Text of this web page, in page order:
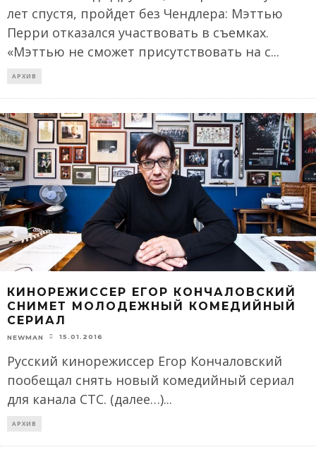
лет спустя, пройдет без Чендлера: Мэттью
Перри отказался участвовать в съемках.
«Мэттью не сможет присутствовать на с...
АРХИВ
КИНОРЕЖИССЕР ЕГОР КОНЧАЛОВСКИЙ
СНИМЕТ МОЛОДЕЖНЫЙ КОМЕДИЙНЫЙ
СЕРИАЛ
NEWMAN 15.01.2016
Русский кинорежиссер Егор Кончаловский
пообещал снять новый комедийный сериал
для канала СТС. (далее…)...
АРХИВ